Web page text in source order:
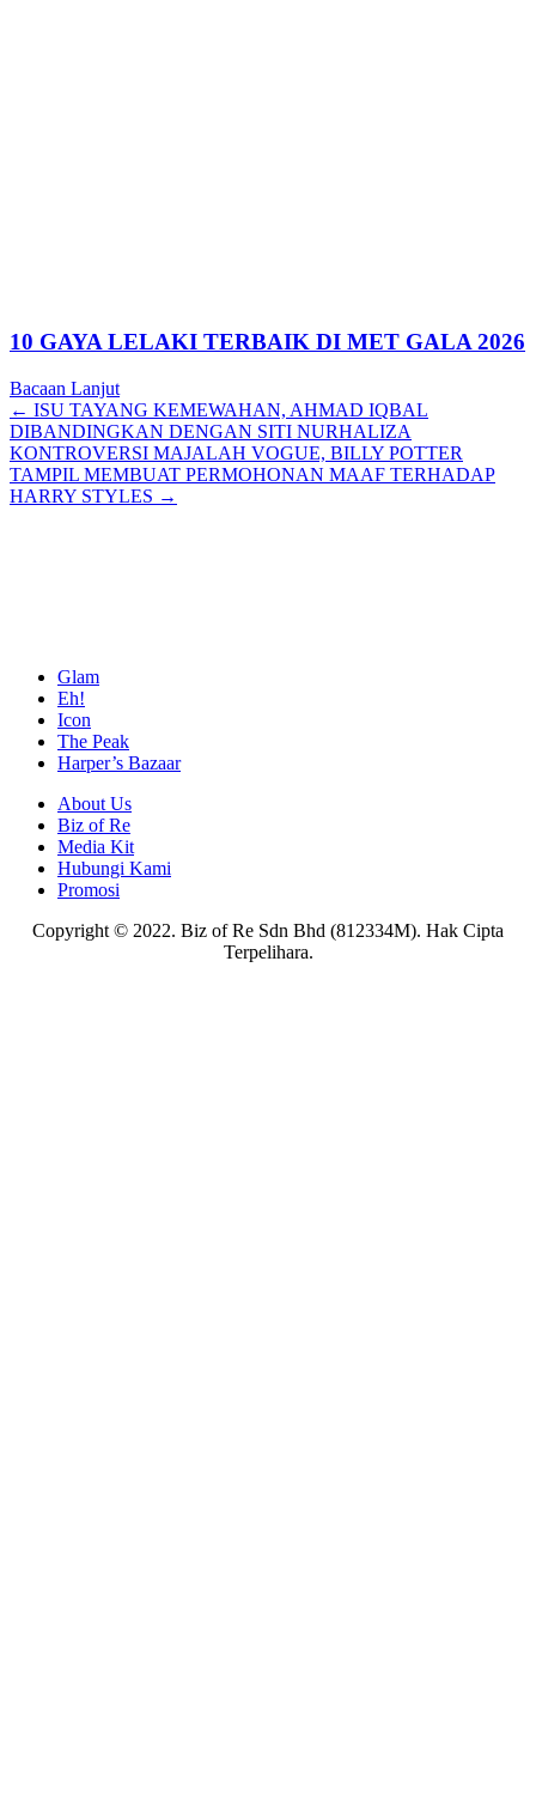
10 GAYA LELAKI TERBAIK DI MET GALA 2026
Bacaan Lanjut
Posts
navigation
← ISU TAYANG KEMEWAHAN, AHMAD IQBAL
DIBANDINGKAN DENGAN SITI NURHALIZA
KONTROVERSI MAJALAH VOGUE, BILLY POTTER
TAMPIL MEMBUAT PERMOHONAN MAAF TERHADAP
HARRY STYLES →
Glam
Eh!
Icon
The Peak
Harper’s Bazaar
About Us
Biz of Re
Media Kit
Hubungi Kami
Promosi
Copyright © 2022. Biz of Re Sdn Bhd (812334M). Hak Cipta
Terpelihara.